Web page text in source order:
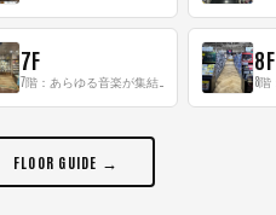
7F
7階：あらゆる音楽が集結する最多ジャンルフロア！
8F
FLOOR GUIDE →